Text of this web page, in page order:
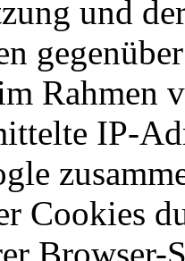
und
Rahmen
IP-
Cookies